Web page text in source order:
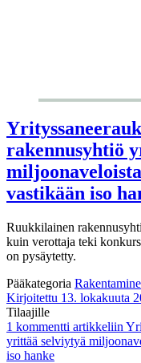
rakennusyhtiö
vastikään iso
Ruukkilainen
kuin verottaja teki
on pysäytetty.
Pääkategoria
Kirjoitettu 13. lokakuuta
Tilaajille
1 kommentti artikkeliin
yrittää selviytyä
iso hanke